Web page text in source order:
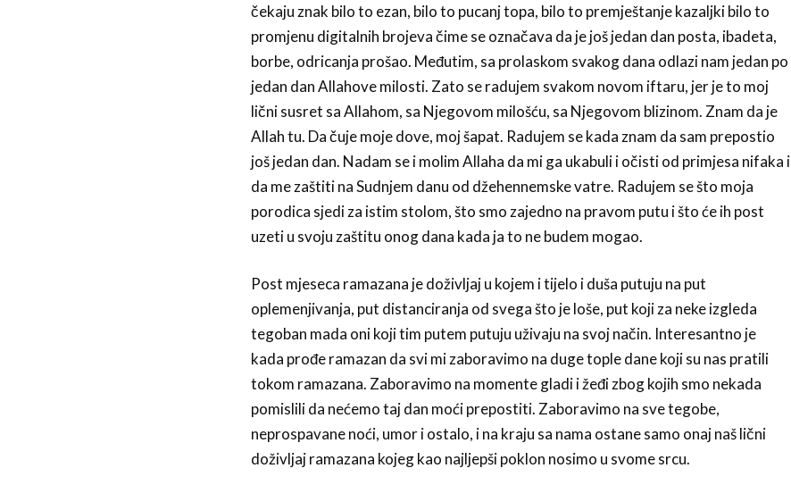
čekaju znak bilo to ezan, bilo to pucanj topa, bilo to premještanje kazaljki bilo to
promjenu digitalnih brojeva čime se označava da je još jedan dan posta, ibadeta,
borbe, odricanja prošao. Međutim, sa prolaskom svakog dana odlazi nam jedan po
jedan dan Allahove milosti. Zato se radujem svakom novom iftaru, jer je to moj
lični susret sa Allahom, sa Njegovom milošću, sa Njegovom blizinom. Znam da je
Allah tu. Da čuje moje dove, moj šapat. Radujem se kada znam da sam prepostio
još jedan dan. Nadam se i molim Allaha da mi ga ukabuli i očisti od primjesa nifaka i
da me zaštiti na Sudnjem danu od džehennemske vatre. Radujem se što moja
porodica sjedi za istim stolom, što smo zajedno na pravom putu i što će ih post
uzeti u svoju zaštitu onog dana kada ja to ne budem mogao.
Post mjeseca ramazana je doživljaj u kojem i tijelo i duša putuju na put
oplemenjivanja, put distanciranja od svega što je loše, put koji za neke izgleda
tegoban mada oni koji tim putem putuju uživaju na svoj način. Interesantno je
kada prođe ramazan da svi mi zaboravimo na duge tople dane koji su nas pratili
tokom ramazana. Zaboravimo na momente gladi i žeđi zbog kojih smo nekada
pomislili da nećemo taj dan moći prepostiti. Zaboravimo na sve tegobe,
neprospavane noći, umor i ostalo, i na kraju sa nama ostane samo onaj naš lični
doživljaj ramazana kojeg kao najljepši poklon nosimo u svome srcu.